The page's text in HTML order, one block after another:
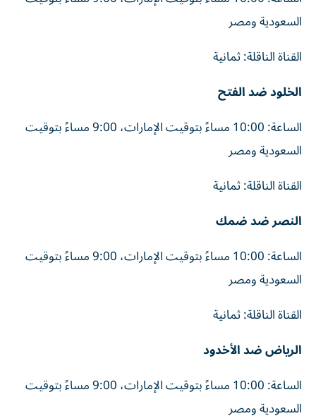
السعودية ومصر
القناة الناقلة: ثمانية
الخلود ضد الفتح
الساعة: 10:00 مساءً بتوقيت الإمارات، 9:00 مساءً بتوقيت
السعودية ومصر
القناة الناقلة: ثمانية
النصر ضد ضمك
الساعة: 10:00 مساءً بتوقيت الإمارات، 9:00 مساءً بتوقيت
السعودية ومصر
القناة الناقلة: ثمانية
الرياض ضد الأخدود
الساعة: 10:00 مساءً بتوقيت الإمارات، 9:00 مساءً بتوقيت
السعودية ومصر